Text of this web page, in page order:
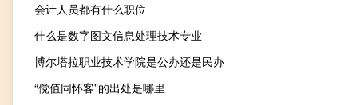
会计人员都有什么职位
什么是数字图文信息处理技术专业
博尔塔拉职业技术学院是公办还是民办
“傥值同怀客”的出处是哪里